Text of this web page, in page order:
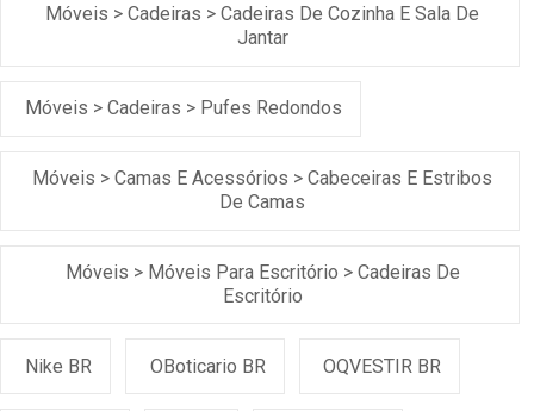
Móveis > Cadeiras > Cadeiras De Cozinha E Sala De
Jantar
Móveis > Cadeiras > Pufes Redondos
Móveis > Camas E Acessórios > Cabeceiras E Estribos
De Camas
Móveis > Móveis Para Escritório > Cadeiras De
Escritório
Nike BR OBoticario BR OQVESTIR BR